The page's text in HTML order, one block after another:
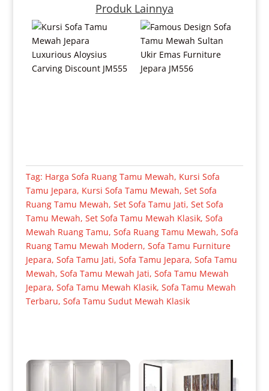
Produk Lainnya
Tag: Harga Sofa Ruang Tamu Mewah, Kursi Sofa
Tamu Jepara, Kursi Sofa Tamu Mewah, Set Sofa
Ruang Tamu Mewah, Set Sofa Tamu Jati, Set Sofa
Tamu Mewah, Set Sofa Tamu Mewah Klasik, Sofa
Mewah Ruang Tamu, Sofa Ruang Tamu Mewah, Sofa
Ruang Tamu Mewah Modern, Sofa Tamu Furniture
Jepara, Sofa Tamu Jati, Sofa Tamu Jepara, Sofa Tamu
Mewah, Sofa Tamu Mewah Jati, Sofa Tamu Mewah
Jepara, Sofa Tamu Mewah Klasik, Sofa Tamu Mewah
Terbaru, Sofa Tamu Sudut Mewah Klasik